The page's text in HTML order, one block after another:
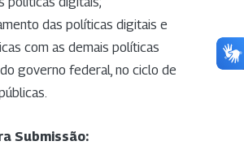
das políticas digitais e
com as demais políticas
governo federal, no ciclo de
Submissão: